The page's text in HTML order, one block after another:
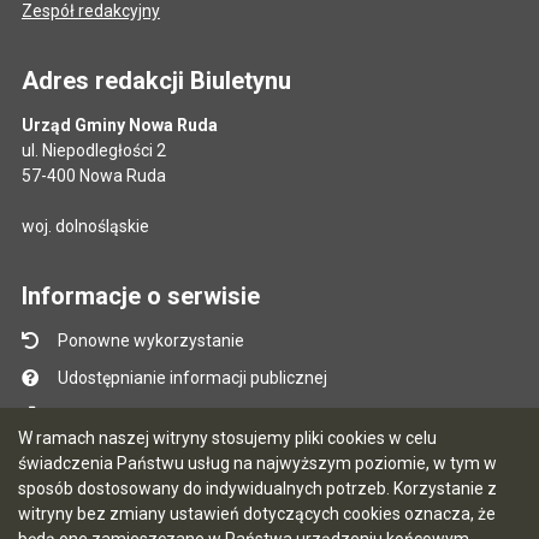
W ramach naszej witryny stosujemy pliki cookies w celu
świadczenia Państwu usług na najwyższym poziomie, w tym w
sposób dostosowany do indywidualnych potrzeb. Korzystanie z
witryny bez zmiany ustawień dotyczących cookies oznacza, że
Zespół redakcyjny
Adres redakcji Biuletynu
Urząd Gminy Nowa Ruda
ul. Niepodległości 2
57-400 Nowa Ruda
woj. dolnośląskie
Informacje o serwisie
Ponowne wykorzystanie
Udostępnianie informacji publicznej
Instrukcja obsługi
Statystyki oglądalności
Ostatnio dodane